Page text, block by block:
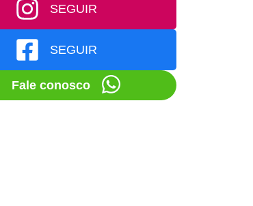
SEGUIR
SEGUIR
Fale conosco